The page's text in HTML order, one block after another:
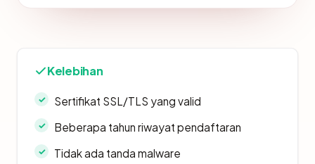
Kelebihan
Sertifikat SSL/TLS yang valid
Beberapa tahun riwayat pendaftaran
Tidak ada tanda malware